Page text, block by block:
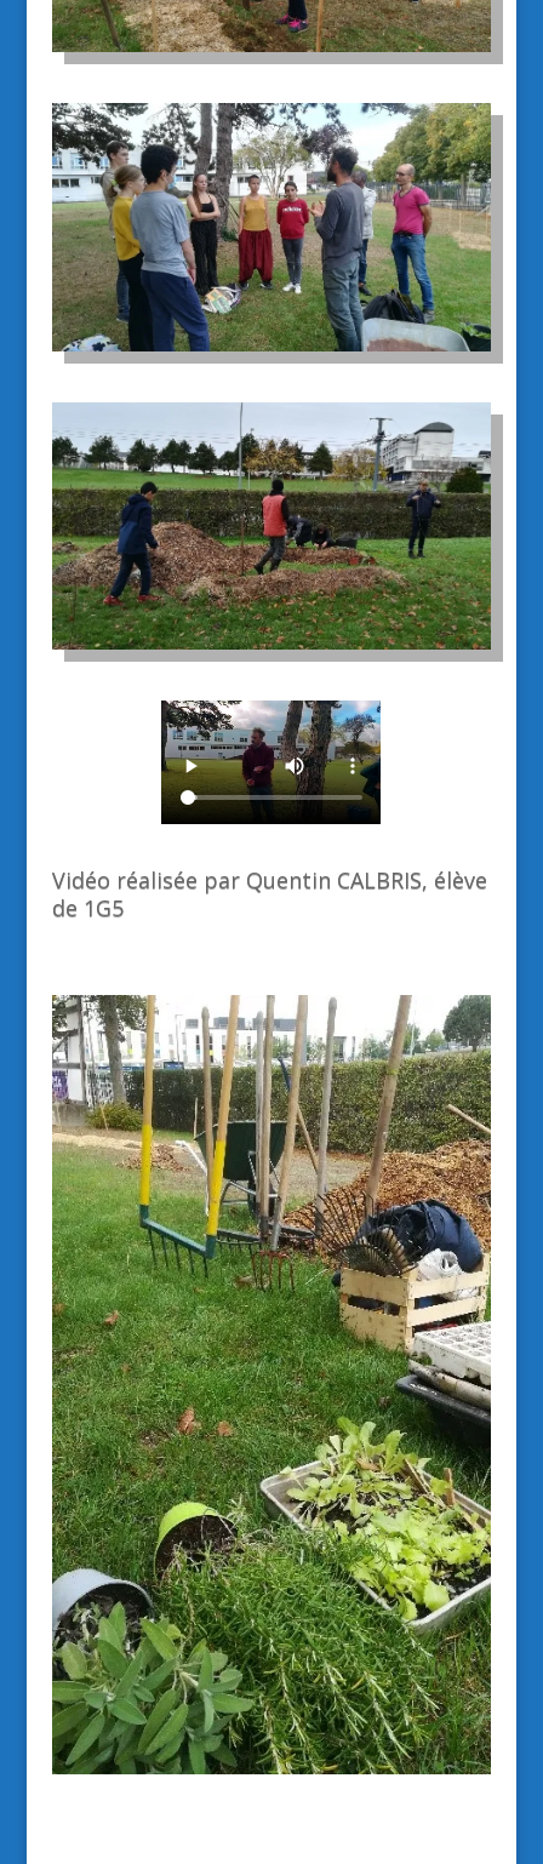
Vidéo réalisée par Quentin CALBRIS, élève
de 1G5